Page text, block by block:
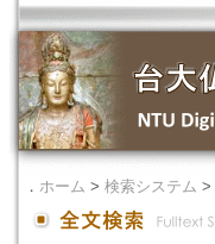
． ホーム > 検索システム >